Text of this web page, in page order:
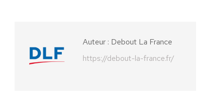
Auteur : Debout La France
https://debout-la-france.fr/